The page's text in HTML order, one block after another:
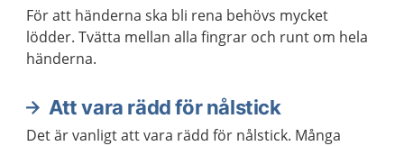
För att händerna ska bli rena behövs mycket
lödder. Tvätta mellan alla fingrar och runt om hela
händerna.
Att vara rädd för nålstick
Det är vanligt att vara rädd för nålstick. Många